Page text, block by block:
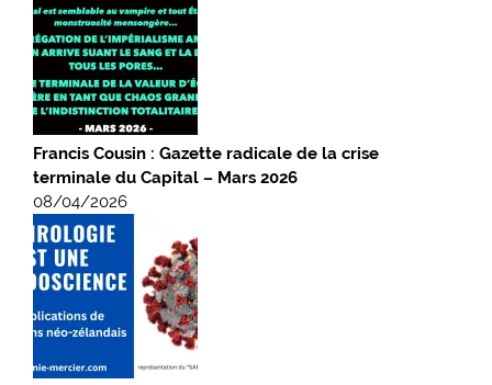
Francis Cousin : Gazette radicale de la crise
terminale du Capital – Mars 2026
08/04/2026